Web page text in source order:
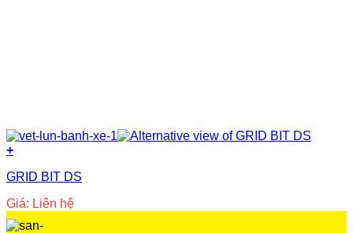
+
GRID BIT DS
Giá: Liên hệ